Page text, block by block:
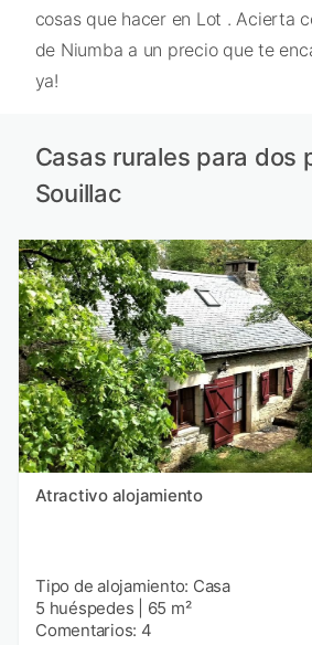
cosas que hacer en Lot . Acierta
de Niumba a un precio que te
ya!
Casas rurales para dos
Souillac
Atractivo alojamiento
Tipo de alojamiento: Casa
5 huéspedes
65 m²
Comentarios: 4